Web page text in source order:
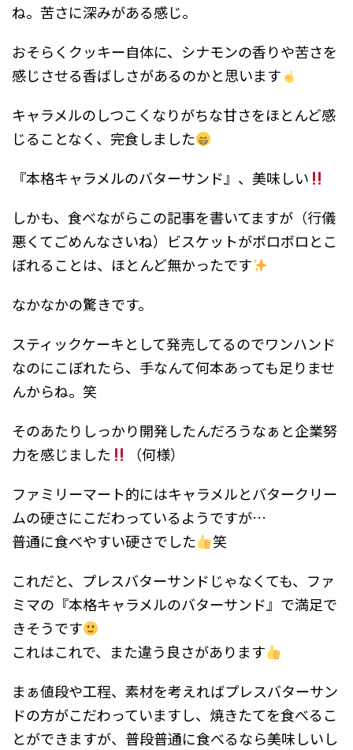
ね。苦さに深みがある感じ。
おそらくクッキー自体に、シナモンの香りや苦さを
感じさせる香ばしさがあるのかと思います
キャラメルのしつこくなりがちな甘さをほとんど感
じることなく、完食しました
『本格キャラメルのバターサンド』、美味しい
しかも、食べながらこの記事を書いてますが（行儀
悪くてごめんなさいね）ビスケットがボロボロとこ
ぼれることは、ほとんど無かったです
なかなかの驚きです。
スティックケーキとして発売してるのでワンハンド
なのにこぼれたら、手なんて何本あっても足りませ
んからね。笑
そのあたりしっかり開発したんだろうなぁと企業努
力を感じました
（何様）
ファミリーマート的にはキャラメルとバタークリー
ムの硬さにこだわっているようですが…
普通に食べやすい硬さでした
笑
これだと、プレスバターサンドじゃなくても、ファ
ミマの『本格キャラメルのバターサンド』で満足で
きそうです
これはこれで、また違う良さがあります
まぁ値段や工程、素材を考えればプレスバターサン
ドの方がこだわっていますし、焼きたてを食べるこ
とができますが、普段普通に食べるなら美味しいし